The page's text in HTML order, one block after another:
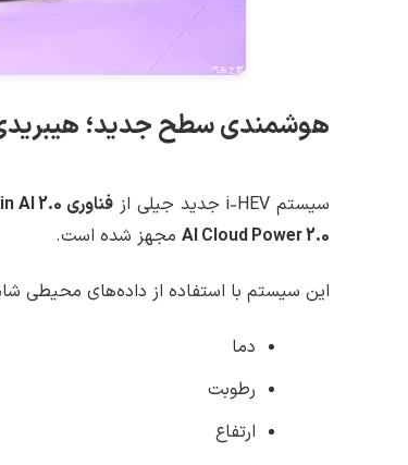
هوشمندی سطح جدید؛
سیستم i‑HEV جدید جیلی از فناوری Full‑Domain AI 2.0
AI Cloud Power 2.0 مجهز شده است.
این سیستم با استفاده از داده‌های محیطی
دما
رطوبت
ارتفاع